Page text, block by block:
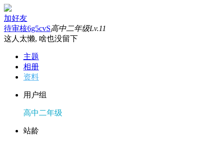
加好友
待审核6g5cvS高中二年级Lv.11
这人太懒, 啥也没留下
主题
相册
资料
用户组
高中二年级
站龄